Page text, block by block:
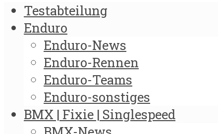
Testabteilung
Enduro
Enduro-News
Enduro-Rennen
Enduro-Teams
Enduro-sonstiges
BMX | Fixie | Singlespeed